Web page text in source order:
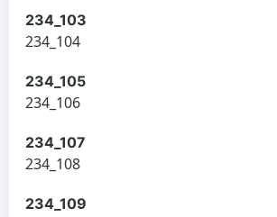
234_103
234_104
234_105
234_106
234_107
234_108
234_109